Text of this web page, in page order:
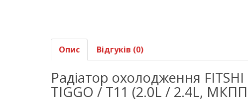
Опис Відгуків (0)
Радіатор охолодження FITSHI
TIGGO / T11 (2.0L / 2.4L,